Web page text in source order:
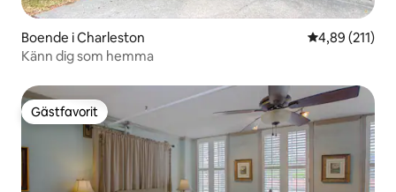
Boende i Charleston 4,89 av 5 i
4,89 (211)
Känn dig som hemma
Gästfavorit
Gästfavorit